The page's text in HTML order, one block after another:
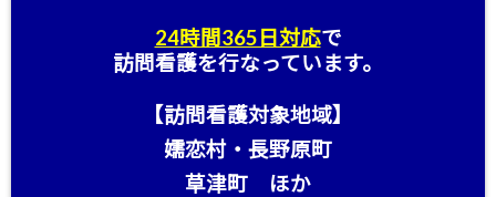
24時間365日対応で
訪問看護を行なっています。
【訪問看護対象地域】
嬬恋村・長野原町
草津町 ほか